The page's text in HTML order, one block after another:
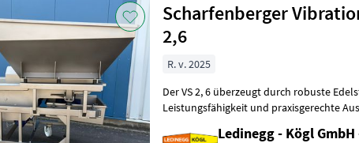
Scharfenberger
2,6
R. v. 2025
Der VS 2, 6 überzeugt durch robuste
Leistungsfähigkeit und praxisgerechte
Ledinegg - Kögl